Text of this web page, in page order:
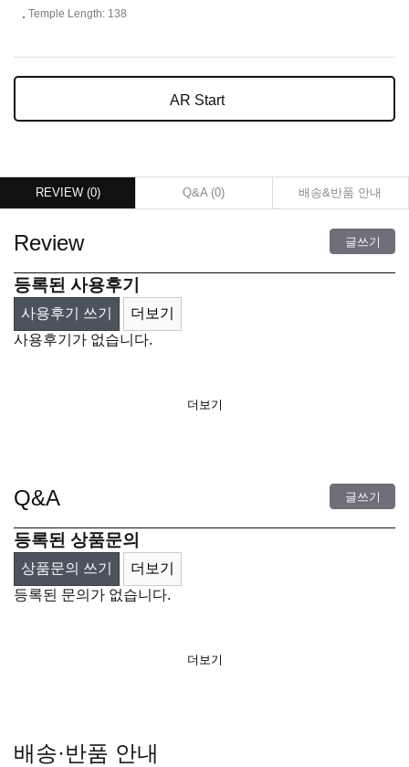
Temple Length: 138
AR Start
REVIEW (0) Q&A (0) 배송&반품 안내
Review 글쓰기
등록된 사용후기
사용후기 쓰기
더보기
사용후기가 없습니다.
더보기
Q&A 글쓰기
등록된 상품문의
상품문의 쓰기
더보기
등록된 문의가 없습니다.
더보기
배송·반품 안내